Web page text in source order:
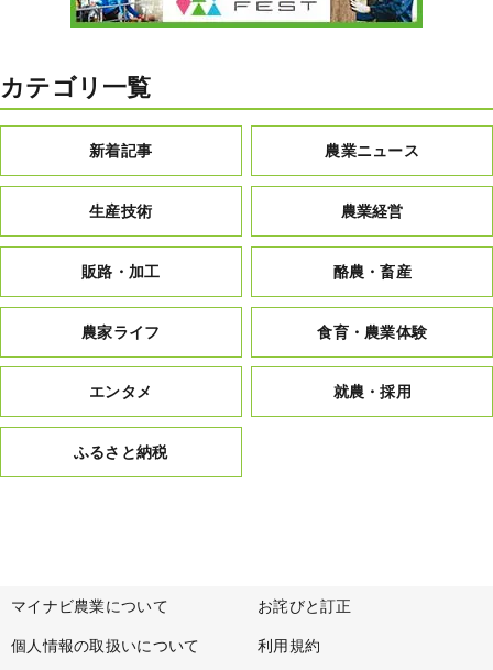
カテゴリ一覧
新着記事 農業ニュース
生産技術 農業経営
販路・加工 酪農・畜産
農家ライフ 食育・農業体験
エンタメ 就農・採用
ふるさと納税
マイナビ農業について お詫びと訂正
個人情報の取扱いについて 利用規約